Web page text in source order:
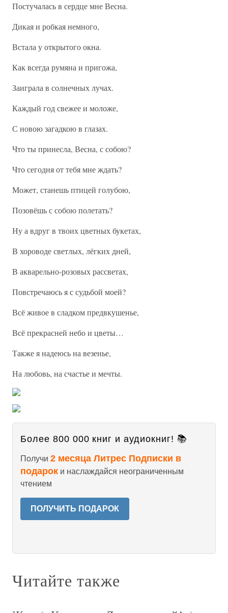
Постучалась в сердце мне Весна.
Дикая и робкая немного,
Встала у открытого окна.
Как всегда румяна и пригожа,
Заиграла в солнечных лучах.
Каждый год свежее и моложе,
С новою загадкою в глазах.
Что ты принесла, Весна, с собою?
Что сегодня от тебя мне ждать?
Может, станешь птицей голубою,
Позовёшь с собою полетать?
Ну а вдруг в твоих цветных букетах,
В хороводе светлых, лёгких дней,
В акварельно-розовых рассветах,
Повстречаюсь я с судьбой моей?
Всё живое в сладком предвкушенье,
Всё прекрасней небо и цветы…
Также я надеюсь на везенье,
На любовь, на счастье и мечты.
Более 800 000 книг и аудиокниг! 📚
Получи 2 месяца Литрес Подписки в
подарок и наслаждайся неограниченным
чтением
ПОЛУЧИТЬ ПОДАРОК
Читайте также